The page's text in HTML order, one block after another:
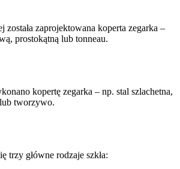
została zaprojektowana koperta zegarka –
prostokątną lub tonneau.
kopertę zegarka – np. stal szlachetna,
tworzywo.
trzy główne rodzaje szkła: